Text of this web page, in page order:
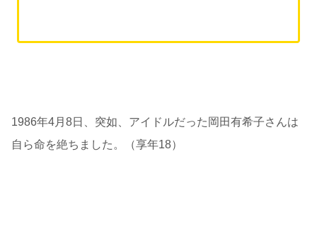
1986年4月8日、突如、アイドルだった岡田有希子さんは
自ら命を絶ちました。（享年18）